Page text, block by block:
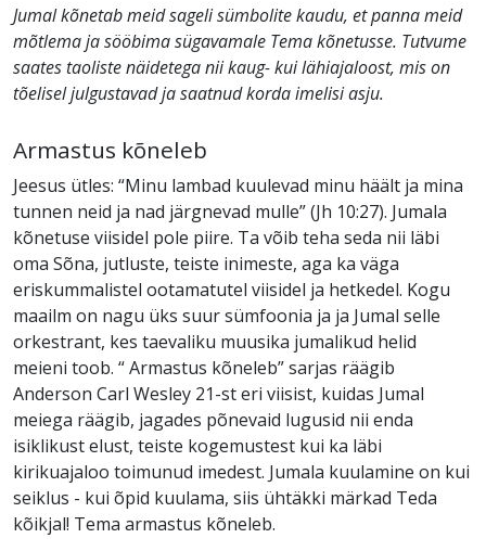
Jumal kõnetab meid sageli sümbolite kaudu, et panna meid
mõtlema ja sööbima sügavamale Tema kõnetusse. Tutvume
saates taoliste näidetega nii kaug- kui lähiajaloost, mis on
tõelisel julgustavad ja saatnud korda imelisi asju.
Armastus kõneleb
Jeesus ütles: “Minu lambad kuulevad minu häält ja mina
tunnen neid ja nad järgnevad mulle” (Jh 10:27). Jumala
kõnetuse viisidel pole piire. Ta võib teha seda nii läbi
oma Sõna, jutluste, teiste inimeste, aga ka väga
eriskummalistel ootamatutel viisidel ja hetkedel. Kogu
maailm on nagu üks suur sümfoonia ja ja Jumal selle
orkestrant, kes taevaliku muusika jumalikud helid
meieni toob. “ Armastus kõneleb” sarjas räägib
Anderson Carl Wesley 21-st eri viisist, kuidas Jumal
meiega räägib, jagades põnevaid lugusid nii enda
isiklikust elust, teiste kogemustest kui ka läbi
kirikuajaloo toimunud imedest. Jumala kuulamine on kui
seiklus - kui õpid kuulama, siis ühtäkki märkad Teda
kõikjal! Tema armastus kõneleb.